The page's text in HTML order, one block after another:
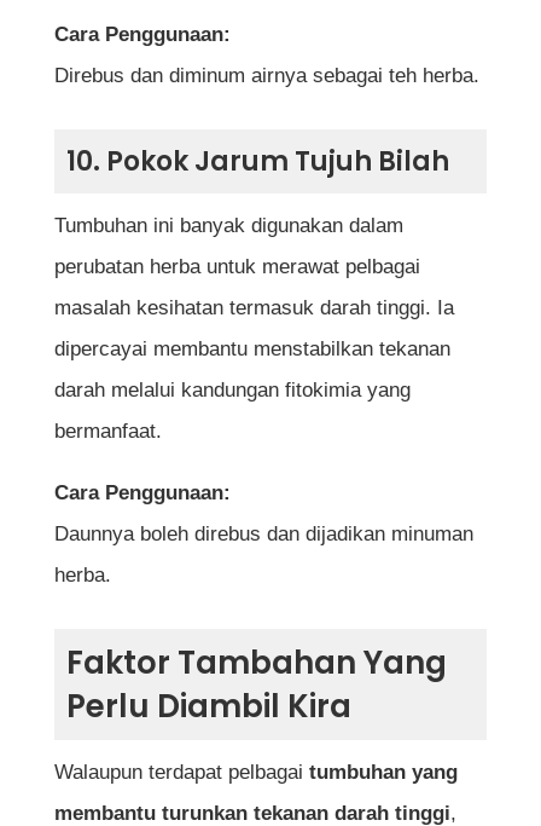
Cara Penggunaan:
Direbus dan diminum airnya sebagai teh herba.
10. Pokok Jarum Tujuh Bilah
Tumbuhan ini banyak digunakan dalam
perubatan herba untuk merawat pelbagai
masalah kesihatan termasuk darah tinggi. Ia
dipercayai membantu menstabilkan tekanan
darah melalui kandungan fitokimia yang
bermanfaat.
Cara Penggunaan:
Daunnya boleh direbus dan dijadikan minuman
herba.
Faktor Tambahan Yang
Perlu Diambil Kira
Walaupun terdapat pelbagai tumbuhan yang
membantu turunkan tekanan darah tinggi,